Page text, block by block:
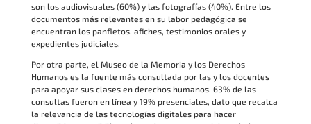
son los audiovisuales (60%) y las fotografías (40%). Entre los
documentos más relevantes en su labor pedagógica se
encuentran los panfletos, afiches, testimonios orales y
expedientes judiciales.
Por otra parte, el Museo de la Memoria y los Derechos
Humanos es la fuente más consultada por las y los docentes
para apoyar sus clases en derechos humanos. 63% de las
consultas fueron en línea y 19% presenciales, dato que recalca
la relevancia de las tecnologías digitales para hacer